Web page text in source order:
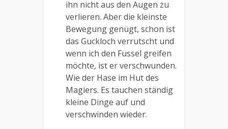
ihn nicht aus den Augen zu
verlieren. Aber die kleinste
Bewegung genügt, schon ist
das Guckloch verrutscht und
wenn ich den Fussel greifen
möchte, ist er verschwunden.
Wie der Hase im Hut des
Magiers. Es tauchen ständig
kleine Dinge auf und
verschwinden wieder.